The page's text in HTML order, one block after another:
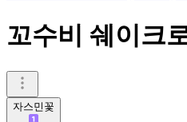
꼬수비 쉐이크
자스민꽃